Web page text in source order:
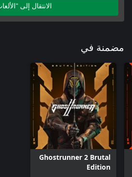
الانتقال إلى
مضمنة في
Ghostrunner 2 Brutal
Edition